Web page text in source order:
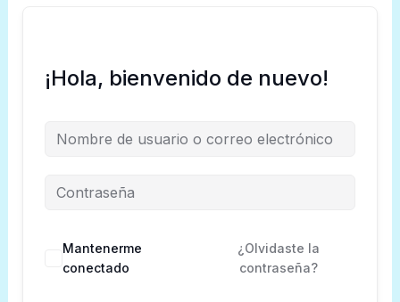
¡Hola, bienvenido de nuevo!
Mantenerme
conectado
¿Olvidaste la
contraseña?